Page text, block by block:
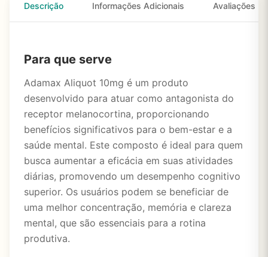
Descrição Informações Adicionais Avaliações
Para que serve
Adamax Aliquot 10mg é um produto
desenvolvido para atuar como antagonista do
receptor melanocortina, proporcionando
benefícios significativos para o bem-estar e a
saúde mental. Este composto é ideal para quem
busca aumentar a eficácia em suas atividades
diárias, promovendo um desempenho cognitivo
superior. Os usuários podem se beneficiar de
uma melhor concentração, memória e clareza
mental, que são essenciais para a rotina
produtiva.